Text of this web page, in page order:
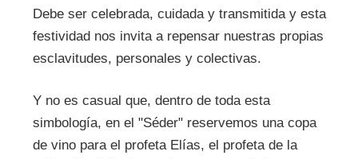
Debe ser celebrada, cuidada y transmitida y esta
festividad nos invita a repensar nuestras propias
esclavitudes, personales y colectivas.
Y no es casual que, dentro de toda esta
simbología, en el "Séder" reservemos una copa
de vino para el profeta Elías, el profeta de la